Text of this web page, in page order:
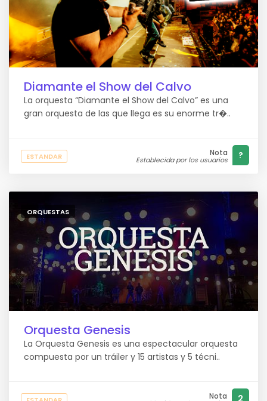
Diamante el Show del Calvo
La orquesta “Diamante el Show del Calvo” es una
gran orquesta de las que llega es su enorme tr�..
ESTANDAR Nota
Establecida por los usuarios ?
ORQUESTAS
Orquesta Genesis
La Orquesta Genesis es una espectacular orquesta
compuesta por un tráiler y 15 artistas y 5 técni..
Nota 2